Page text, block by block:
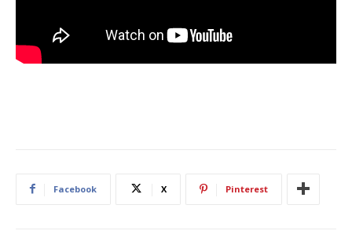
Facebook X Pinterest